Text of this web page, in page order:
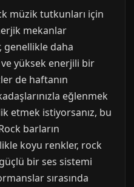
müzik tutkunları için
mekanlar
genellikle daha
yüksek enerjili bir
de haftanın
eğlenmek
etmek istiyorsanız, bu
barların
koyu renkler, rock
bir ses sistemi
sırasında